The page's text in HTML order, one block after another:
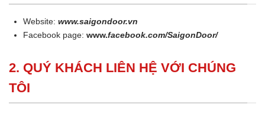
Website:www.saigondoor.vn
Facebook page:www.facebook.com/SaigonDoor/
2. QUÝ KHÁCH LIÊN HỆ VỚI CHÚNG
TÔI